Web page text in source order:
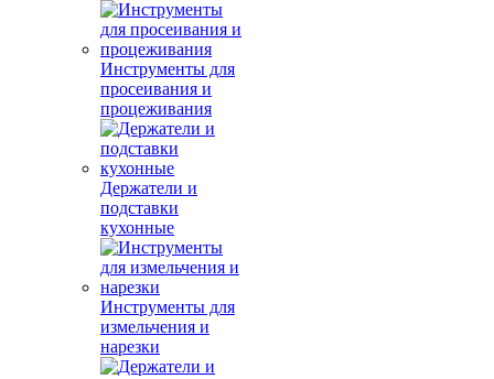
Инструменты для
просеивания и
процеживания
Держатели и
подставки
кухонные
Инструменты для
измельчения и
нарезки